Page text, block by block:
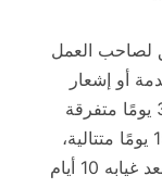
لصاحب العمل
أو إشعار
مسبق إذا تجاوزت مدة الغياب 30 يومًا متفرقة
خلال السنة العقدية الواحدة، أو 15 يومًا متتالية،
بشرط توجيه إنذار كتابي للعامل بعد غيابه 10 أيام